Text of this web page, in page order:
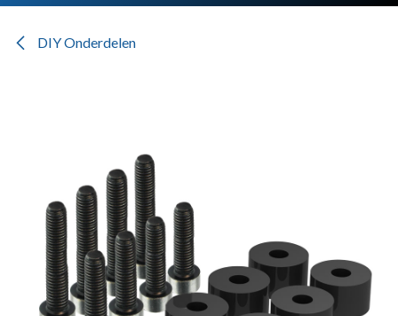
DIY Onderdelen